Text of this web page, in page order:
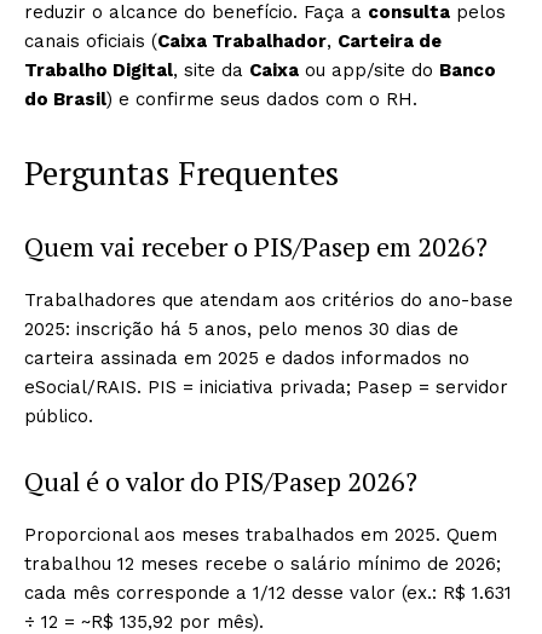
reduzir o alcance do benefício. Faça a consulta pelos
canais oficiais (Caixa Trabalhador, Carteira de
Trabalho Digital, site da Caixa ou app/site do Banco
do Brasil) e confirme seus dados com o RH.
Perguntas Frequentes
Quem vai receber o PIS/Pasep em 2026?
Trabalhadores que atendam aos critérios do ano-base
2025: inscrição há 5 anos, pelo menos 30 dias de
carteira assinada em 2025 e dados informados no
eSocial/RAIS. PIS = iniciativa privada; Pasep = servidor
público.
Qual é o valor do PIS/Pasep 2026?
Proporcional aos meses trabalhados em 2025. Quem
trabalhou 12 meses recebe o salário mínimo de 2026;
cada mês corresponde a 1/12 desse valor (ex.: R$ 1.631
÷ 12 = ~R$ 135,92 por mês).